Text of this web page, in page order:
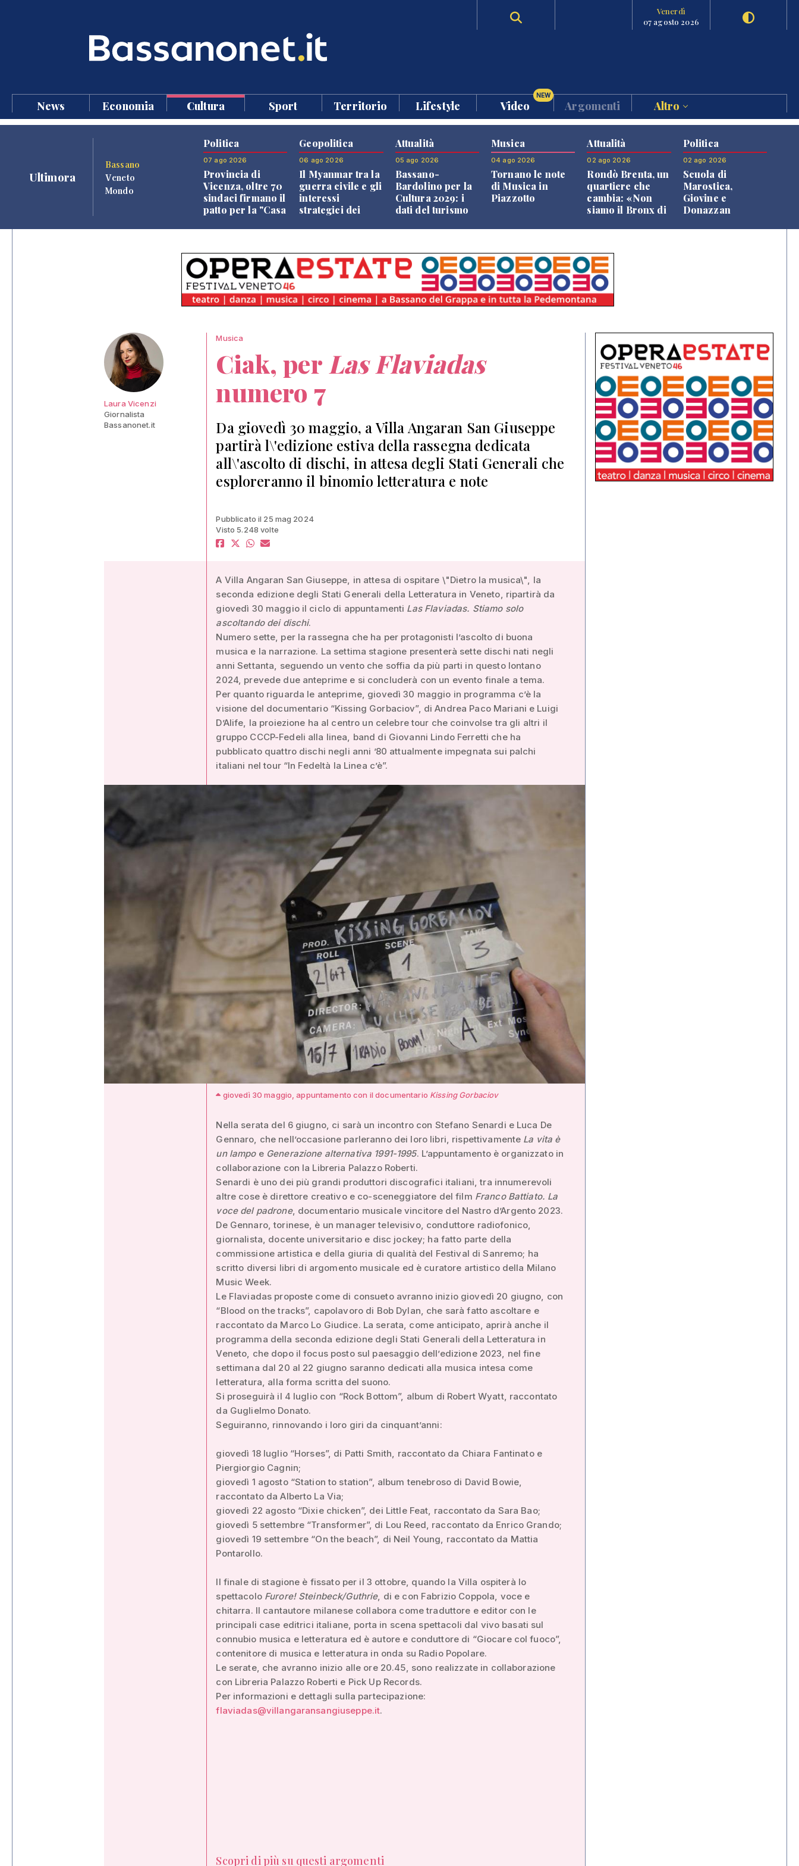
Venerdì
07 agosto 2026
News Economia Cultura Sport Territorio Lifestyle Video
NEW
Argomenti Altro
Ultimora
Bassano
Veneto
Mondo
Politica
07 ago 2026
Provincia di
Vicenza, oltre 70
sindaci firmano il
patto per la "Casa
Geopolitica
06 ago 2026
Il Myanmar tra la
guerra civile e gli
interessi
strategici dei
Attualità
05 ago 2026
Bassano-
Bardolino per la
Cultura 2029: i
dati del turismo
Musica
04 ago 2026
Tornano le note
di Musica in
Piazzotto
Attualità
02 ago 2026
Rondò Brenta, un
quartiere che
cambia: «Non
siamo il Bronx di
Politica
02 ago 2026
Scuola di
Marostica,
Giovine e
Donazzan
Laura Vicenzi
Giornalista
Bassanonet.it
Musica
Ciak, per Las Flaviadas
numero 7
Da giovedì 30 maggio, a Villa Angaran San Giuseppe
partirà l\'edizione estiva della rassegna dedicata
all\'ascolto di dischi, in attesa degli Stati Generali che
esploreranno il binomio letteratura e note
Pubblicato il 25 mag 2024
Visto 5.248 volte
A Villa Angaran San Giuseppe, in attesa di ospitare \"Dietro la musica\", la
seconda edizione degli Stati Generali della Letteratura in Veneto, ripartirà da
giovedì 30 maggio il ciclo di appuntamenti Las Flaviadas. Stiamo solo
ascoltando dei dischi.
Numero sette, per la rassegna che ha per protagonisti l’ascolto di buona
musica e la narrazione. La settima stagione presenterà sette dischi nati negli
anni Settanta, seguendo un vento che soffia da più parti in questo lontano
2024, prevede due anteprime e si concluderà con un evento finale a tema.
Per quanto riguarda le anteprime, giovedì 30 maggio in programma c’è la
visione del documentario “Kissing Gorbaciov”, di Andrea Paco Mariani e Luigi
D’Alife, la proiezione ha al centro un celebre tour che coinvolse tra gli altri il
gruppo CCCP-Fedeli alla linea, band di Giovanni Lindo Ferretti che ha
pubblicato quattro dischi negli anni ’80 attualmente impegnata sui palchi
italiani nel tour “In Fedeltà la Linea c’è”.
giovedì 30 maggio, appuntamento con il documentario Kissing Gorbaciov
Nella serata del 6 giugno, ci sarà un incontro con Stefano Senardi e Luca De
Gennaro, che nell’occasione parleranno dei loro libri, rispettivamente La vita è
un lampoe Generazione alternativa 1991-1995. L’appuntamento è organizzato in
collaborazione con la Libreria Palazzo Roberti.
Senardi è uno dei più grandi produttori discografici italiani, tra innumerevoli
altre cose è direttore creativo e co-sceneggiatore del film Franco Battiato. La
voce del padrone, documentario musicale vincitore del Nastro d’Argento 2023.
De Gennaro, torinese, è un manager televisivo, conduttore radiofonico,
giornalista, docente universitario e disc jockey; ha fatto parte della
commissione artistica e della giuria di qualità del Festival di Sanremo; ha
scritto diversi libri di argomento musicale ed è curatore artistico della Milano
Music Week.
Le Flaviadas proposte come di consueto avranno inizio giovedì 20 giugno, con
“Blood on the tracks”, capolavoro di Bob Dylan, che sarà fatto ascoltare e
raccontato da Marco Lo Giudice. La serata, come anticipato, aprirà anche il
programma della seconda edizione degli Stati Generali della Letteratura in
Veneto, che dopo il focus posto sul paesaggio dell’edizione 2023, nel fine
settimana dal 20 al 22 giugno saranno dedicati alla musica intesa come
letteratura, alla forma scritta del suono.
Si proseguirà il 4 luglio con “Rock Bottom”, album di Robert Wyatt, raccontato
da Guglielmo Donato.
Seguiranno, rinnovando i loro giri da cinquant’anni:
giovedì 18 luglio “Horses”, di Patti Smith, raccontato da Chiara Fantinato e
Piergiorgio Cagnin;
giovedì 1 agosto “Station to station”, album tenebroso di David Bowie,
raccontato da Alberto La Via;
giovedì 22 agosto “Dixie chicken”, dei Little Feat, raccontato da Sara Bao;
giovedì 5 settembre “Transformer”, di Lou Reed, raccontato da Enrico Grando;
giovedì 19 settembre “On the beach”, di Neil Young, raccontato da Mattia
Pontarollo.
Il finale di stagione è fissato per il 3 ottobre, quando la Villa ospiterà lo
spettacolo Furore! Steinbeck/Guthrie, di e con Fabrizio Coppola, voce e
chitarra. Il cantautore milanese collabora come traduttore e editor con le
principali case editrici italiane, porta in scena spettacoli dal vivo basati sul
connubio musica e letteratura ed è autore e conduttore di “Giocare col fuoco”,
contenitore di musica e letteratura in onda su Radio Popolare.
Le serate, che avranno inizio alle ore 20.45, sono realizzate in collaborazione
con Libreria Palazzo Roberti e Pick Up Records.
Per informazioni e dettagli sulla partecipazione:
flaviadas@villangaransangiuseppe.it.
Scopri di più su questi argomenti